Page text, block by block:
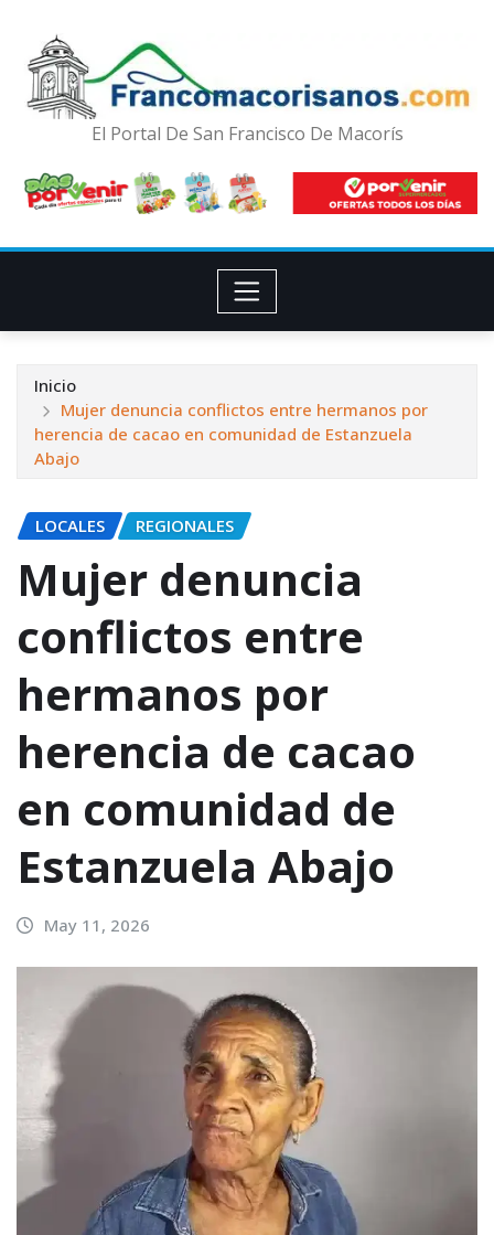
El Portal De San Francisco De Macorís
Inicio
Mujer denuncia conflictos entre hermanos por
herencia de cacao en comunidad de Estanzuela
Abajo
LOCALES REGIONALES
Mujer denuncia
conflictos entre
hermanos por
herencia de cacao
en comunidad de
Estanzuela Abajo
May 11, 2026